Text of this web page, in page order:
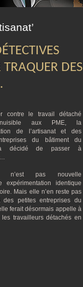
DES
contre le travail détaché
aux PME, la
de l’artisanat et des
du bâtiment du
décidé de passer à
n’est pas nouvelle
expérimentation identique
Mais elle n’en reste pas
des petites entreprises du
ferait désormais appelle à
travailleurs détachés en